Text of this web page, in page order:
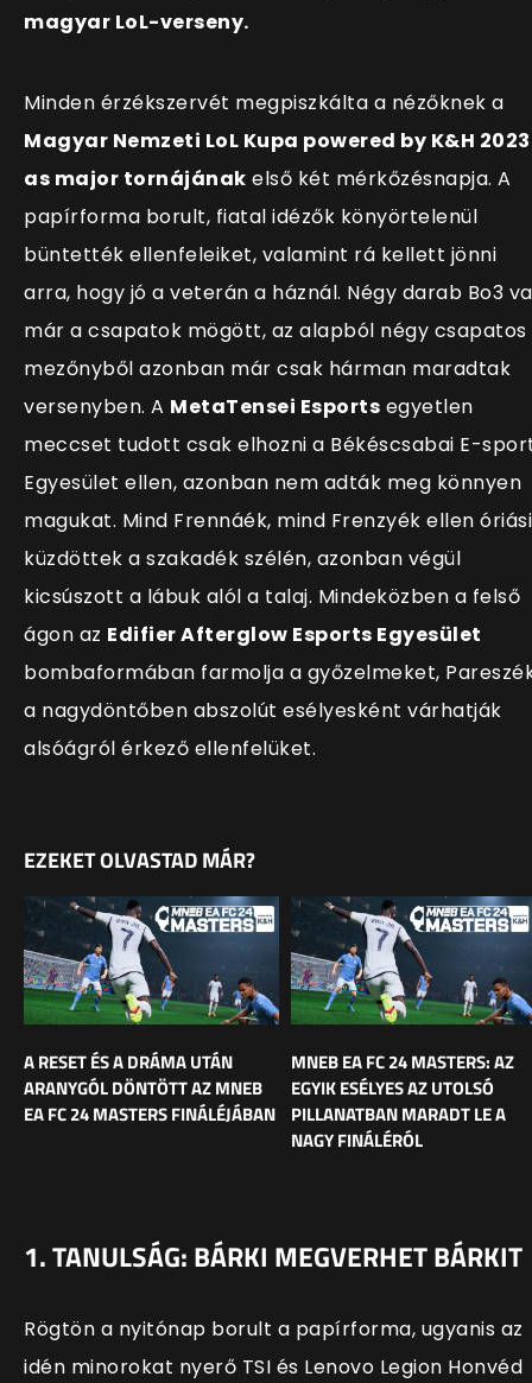
magyar LoL-verseny.
Minden érzékszervét megpiszkálta a nézőknek a
Magyar Nemzeti LoL Kupa powered by K&H
as major tornájának első két mérkőzésnapja. A
papírforma borult, fiatal idézők könyörtelenül
büntették ellenfeleiket, valamint rá kellett jönni
arra, hogy jó a veterán a háznál. Négy darab Bo3
már a csapatok mögött, az alapból négy csapatos
mezőnyből azonban már csak hárman maradtak
versenyben. A MetaTensei Esports egyetlen
meccset tudott csak elhozni a Békéscsabai E-
Egyesület ellen, azonban nem adták meg könnyen
magukat. Mind Frennáék, mind Frenzyék ellen óriási
küzdöttek a szakadék szélén, azonban végül
kicsúszott a lábuk alól a talaj. Mindeközben a felső
ágon az Edifier Afterglow Esports Egyesület
bombaformában farmolja a győzelmeket,
a nagydöntőben abszolút esélyesként várhatják
alsóágról érkező ellenfelüket.
EZEKET OLVASTAD MÁR?
A RESET ÉS A DRÁMA UTÁN
ARANYGÓL DÖNTÖTT AZ MNEB
EA FC 24 MASTERS FINÁLÉJÁBAN
MNEB EA FC 24 MASTERS: AZ
EGYIK ESÉLYES AZ UTOLSÓ
PILLANATBAN MARADT LE A
NAGY FINÁLÉRÓL
1. TANULSÁG: BÁRKI MEGVERHET BÁRKIT
Rögtön a nyitónap borult a papírforma, ugyanis az
idén minorokat nyerő TSI és Lenovo Legion Honvéd